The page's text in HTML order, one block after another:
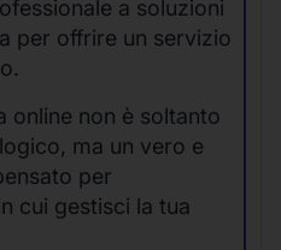
a soluzioni
per offrire un servizio
online non è soltanto
ma un vero e
per
cui gestisci la tua